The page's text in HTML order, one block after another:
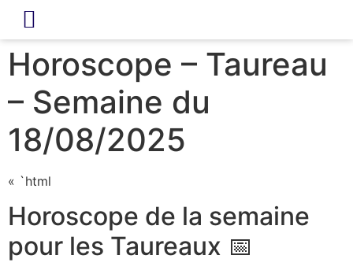
Horoscope – Taureau
– Semaine du
18/08/2025
« `html
Horoscope de la semaine
pour les Taureaux 📅